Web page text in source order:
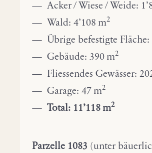
Acker / Wiese / Weide:
Wald: 4’108 m2
Übrige befestigte Fläche:
Gebäude: 390 m2
Fliessendes Gewässer:
Garage: 47 m2
Total: 11’118 m2
Parzelle 1083 (unter